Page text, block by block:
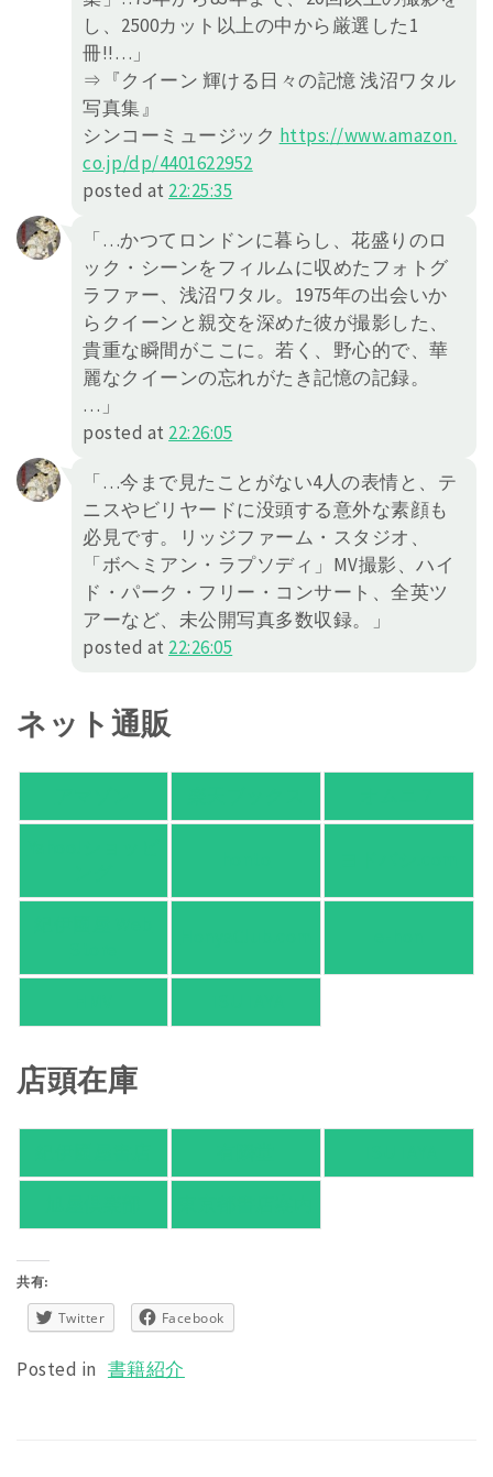
し、2500カット以上の中から厳選した1
冊!!…」
⇒『クイーン 輝ける日々の記憶 浅沼ワタル
写真集』
シンコーミュージック https://www.amazon.
co.jp/dp/4401622952
posted at 22:25:35
「…かつてロンドンに暮らし、花盛りのロ
ック・シーンをフィルムに収めたフォトグ
ラファー、浅沼ワタル。1975年の出会いか
らクイーンと親交を深めた彼が撮影した、
貴重な瞬間がここに。若く、野心的で、華
麗なクイーンの忘れがたき記憶の記録。
…」
posted at 22:26:05
「…今まで見たことがない4人の表情と、テ
ニスやビリヤードに没頭する意外な素顔も
必見です。リッジファーム・スタジオ、
「ボヘミアン・ラプソディ」MV撮影、ハイ
ド・パーク・フリー・コンサート、全英ツ
アーなど、未公開写真多数収録。」
posted at 22:26:05
ネット通販
店頭在庫
共有:
Twitter Facebook
Posted in 書籍紹介